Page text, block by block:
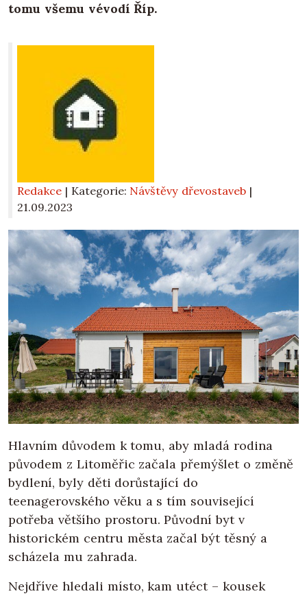
tomu všemu vévodí Říp.
Redakce | Kategorie: Návštěvy dřevostaveb |
21.09.2023
Hlavním důvodem k tomu, aby mladá rodina
původem z Litoměřic začala přemýšlet o změně
bydlení, byly děti dorůstající do
teenagerovského věku a s tím související
potřeba většího prostoru. Původní byt v
historickém centru města začal být těsný a
scházela mu zahrada.
Nejdříve hledali místo, kam utéct – kousek